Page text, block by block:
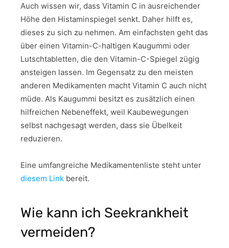
Auch wissen wir, dass Vitamin C in ausreichender
Höhe den Histaminspiegel senkt. Daher hilft es,
dieses zu sich zu nehmen. Am einfachsten geht das
über einen Vitamin-C-haltigen Kaugummi oder
Lutschtabletten, die den Vitamin-C-Spiegel zügig
ansteigen lassen. Im Gegensatz zu den meisten
anderen Medikamenten macht Vitamin C auch nicht
müde. Als Kaugummi besitzt es zusätzlich einen
hilfreichen Nebeneffekt, weil Kaubewegungen
selbst nachgesagt werden, dass sie Übelkeit
reduzieren.
Eine umfangreiche Medikamentenliste steht unter
diesem Link bereit.
Wie kann ich Seekrankheit
vermeiden?